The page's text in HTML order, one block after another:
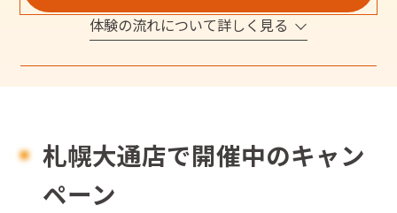
体験の流れについて詳しく見る
札幌大通店で開催中のキャン
ペーン